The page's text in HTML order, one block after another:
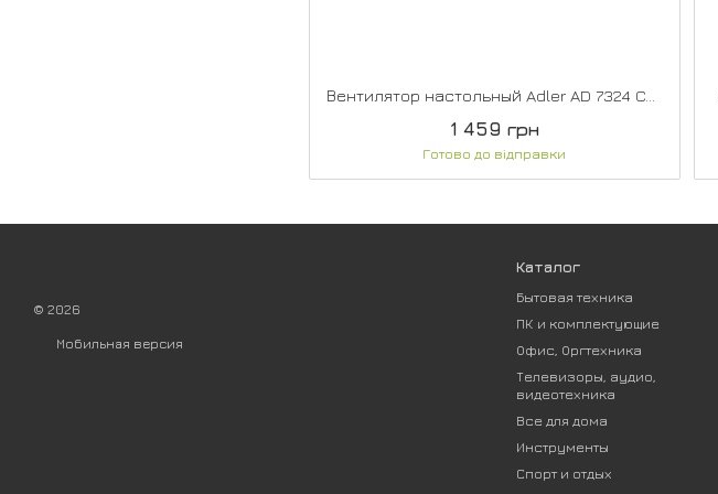
1 459 грн
Готово до відправки
© 2026
Мобильная версия
Каталог
Бытовая техника
ПК и комплектующие
Офис, Оргтехника
Телевизоры, аудио,
видеотехника
Все для дома
Инструменты
Спорт и отдых